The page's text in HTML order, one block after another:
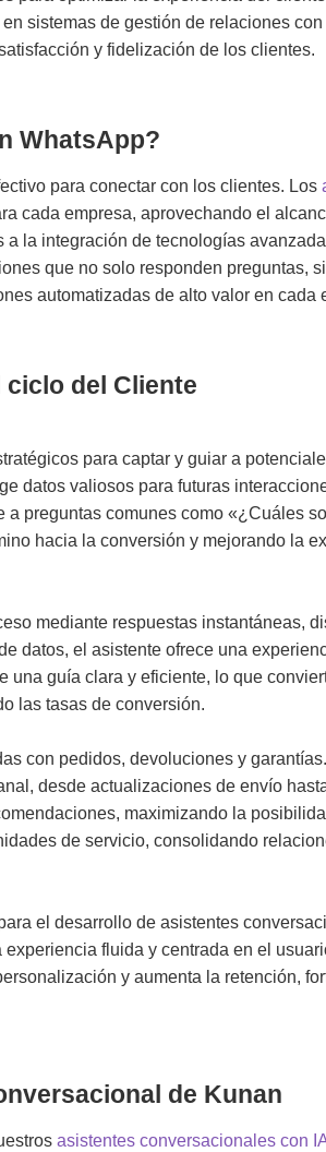
sistemas de gestión de relaciones
y fidelización de los clientes.
WhatsApp?
para conectar con los clientes. Los
cada empresa, aprovechando el
la integración de tecnologías
que no solo responden preguntas,
automatizadas de alto valor en cada
del Cliente
para captar y guiar a
datos valiosos para futuras
preguntas comunes como «¿Cuáles
hacia la conversión y mejorando la
mediante respuestas instantáneas,
datos, el asistente ofrece una
guía clara y eficiente, lo que
las tasas de conversión.
con pedidos, devoluciones y
desde actualizaciones de envío
maximizando la
de servicio, consolidando
el desarrollo de asistentes
fluida y centrada en el
y aumenta la retención,
de Kunan
asistentes conversacionales con